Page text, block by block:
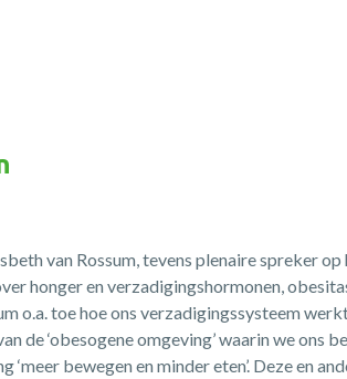
van Rossum, tevens plenaire spreker op
honger en verzadigingshormonen,
o.a. toe hoe ons verzadigingssysteem
de ‘obesogene omgeving’ waarin we ons
bewegen en minder eten’. Deze en